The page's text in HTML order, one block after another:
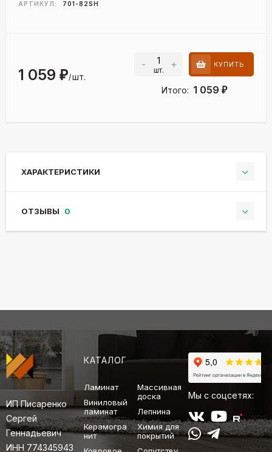
АРТИКУЛ: 701-82SH
1 059 ₽/шт.
- шт. + КУПИТЬ
Итого: 1 059 ₽
ХАРАКТЕРИСТИКИ
ОТЗЫВЫ 0
ИП Писаренко
Сергей
Геннадьевич
ИНН 774345943
КАТАЛОГ
Ламинат
Виниловый
ламинат
Керамогра
нит
Массивная
доска
Лепнина
Химия для
покрытий
Мы с соцсетях: